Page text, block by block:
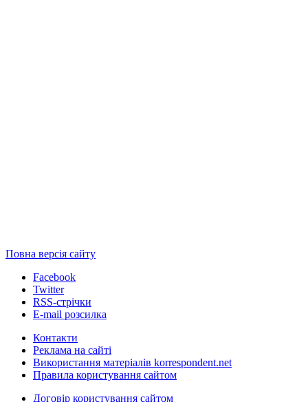
Повна версія сайту
Facebook
Twitter
RSS-стрічки
E-mail розсилка
Контакти
Реклама на сайті
Використання матеріалів korrespondent.net
Правила користування сайтом
Договір користування сайтом